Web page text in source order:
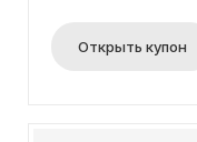
Открыть купон